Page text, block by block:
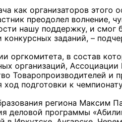
как организаторов этого
преодолел волнение,
нашу поддержку, и смог
конкурсных заданий, –
оргкомитета, в состав
организаций, Ассоциации
Товаропроизводителей и
ход подготовки к
региона Максим
деловой программы